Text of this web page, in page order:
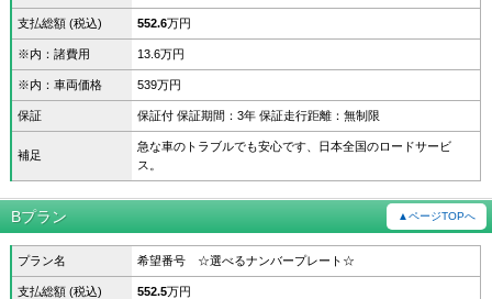
支払総額 (税込) 552.6万円
※内：諸費用 13.6万円
※内：車両価格 539万円
保証 保証付 保証期間：3年 保証走行距離：無制限
補足
急な車のトラブルでも安心です、日本全国のロードサービ
ス。
Bプラン ▲ページTOPへ
プラン名 希望番号 ☆選べるナンバープレート☆
支払総額 (税込) 552.5万円